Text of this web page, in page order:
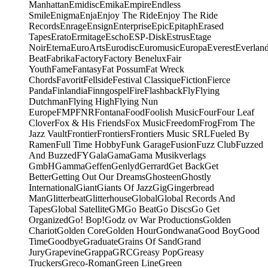
ManhattanEmidiscEmikaEmpireEndless
SmileEnigmaEnjaEnjoy The RideEnjoy The Ride
RecordsEnrageEnsignEnterpriseEpicEpitaphErased
TapesEratoErmitageEschoESP-DiskEstrusEtage
NoirEternaEuroArtsEurodiscEuromusicEuropaEverest
BeatFabrikaFactoryFactory BeneluxFair
YouthFameFantasyFat PossumFat Wreck
ChordsFavoritFellsideFestival ClassiqueFictionFierce
PandaFinlandiaFinngospelFireFlashbackFlyFlying
DutchmanFlying HighFlying Nun
EuropeFMPFNRFontanaFoodFoolish MusicFourFour Leaf
CloverFox & His FriendsFox MusicFreedomFrogFrom The
Jazz VaultFrontierFrontiersFrontiers Music SRLFueled By
RamenFull Time HobbyFunk GarageFusionFuzz ClubFuzzed
And BuzzedFYGalaGamaGama Musikverlags
GmbHGammaGeffenGenlydGerrardGet BackGet
BetterGetting Out Our DreamsGhosteenGhostly
InternationalGiantGiants Of JazzGigGingerbread
ManGlitterbeatGlitterhouseGlobalGlobal Records And
TapesGlobal SatelliteGMGo BeatGo DiscsGo Get
OrganizedGo! Bop!Godz ov War ProductionsGolden
ChariotGolden CoreGolden HourGondwanaGood BoyGood
TimeGoodbyeGraduateGrains Of SandGrand
JuryGrapevineGrappaGRCGreasy PopGreasy
TruckersGreco-RomanGreen LineGreen